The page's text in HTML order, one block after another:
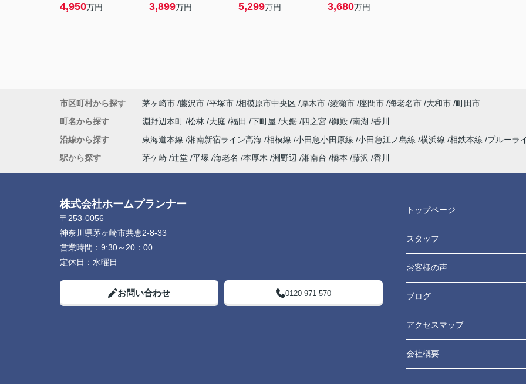
4,950万円 3,899万円 5,299万円 3,680万円
市区町村から探す 茅ヶ崎市 藤沢市 平塚市 相模原市中央区 厚木市 綾瀬市 座間市 海老名市 大和市 町田市
町名から探す
淵野辺本町 松林 大庭 福田 下町屋 大鋸 四之宮 御殿 南湖 香川
沿線から探す
東海道本線 湘南新宿ライン高海 相模線 小田急小田原線 小田急江ノ島線 横浜線 相鉄本線
ブルーラ
駅から探す
茅ケ崎 辻堂 平塚 海老名 本厚木 淵野辺 湘南台 橋本 藤沢 香川
株式会社ホームプランナー
〒253-0056
神奈川県茅ヶ崎市共恵2-8-33
営業時間： 9:30～20：00
定休日： 水曜日
お問い合わせ 0120-971-570
トップページ
スタッフ
お客様の声
ブログ
アクセスマップ
会社概要